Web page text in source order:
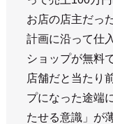
お店の店主だっ
計画に沿って仕
ショップが無料
店舗だと当たり
プになった途端
たせる意識」が